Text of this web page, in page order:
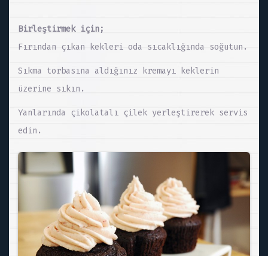
Birleştirmek için;
Fırından çıkan kekleri oda sıcaklığında soğutun.
Sıkma torbasına aldığınız kremayı keklerin
üzerine sıkın.
Yanlarında çikolatalı çilek yerleştirerek servis
edin.